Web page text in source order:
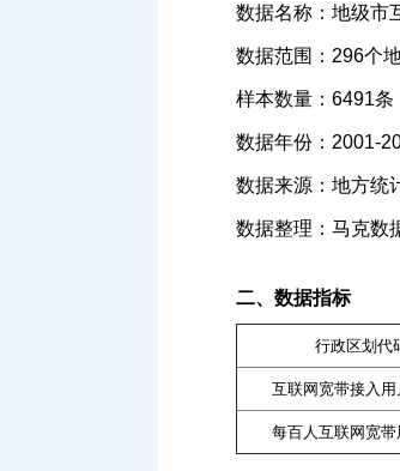
数据名称：地级市
数据范围：296个
样本数量：6491条
数据年份：2001-
数据来源：地方统
数据整理：马克数
二、数据指标
行政区划代
互联网宽带接入用
每百人互联网宽带